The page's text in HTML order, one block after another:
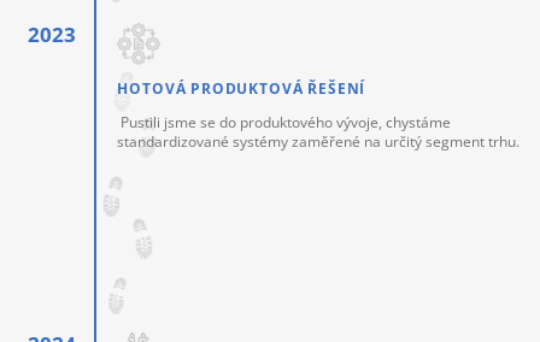
HOTOVÁ PRODUKTOVÁ ŘEŠENÍ
Pustili jsme se do produktového vývoje, chystáme
standardizované systémy zaměřené na určitý segment trhu.